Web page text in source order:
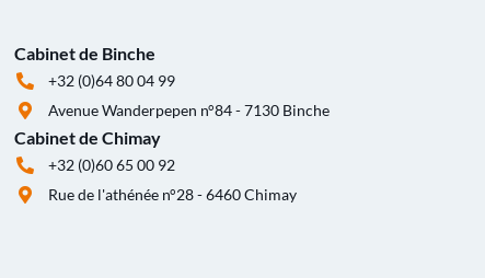
Cabinet de Binche
+32 (0)64 80 04 99
Avenue Wanderpepen n°84 - 7130 Binche
Cabinet de Chimay
+32 (0)60 65 00 92
Rue de l'athénée n°28 - 6460 Chimay